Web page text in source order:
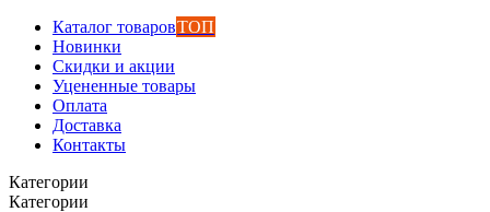
Каталог товаровТОП
Новинки
Скидки и акции
Уцененные товары
Оплата
Доставка
Контакты
Категории
Категории